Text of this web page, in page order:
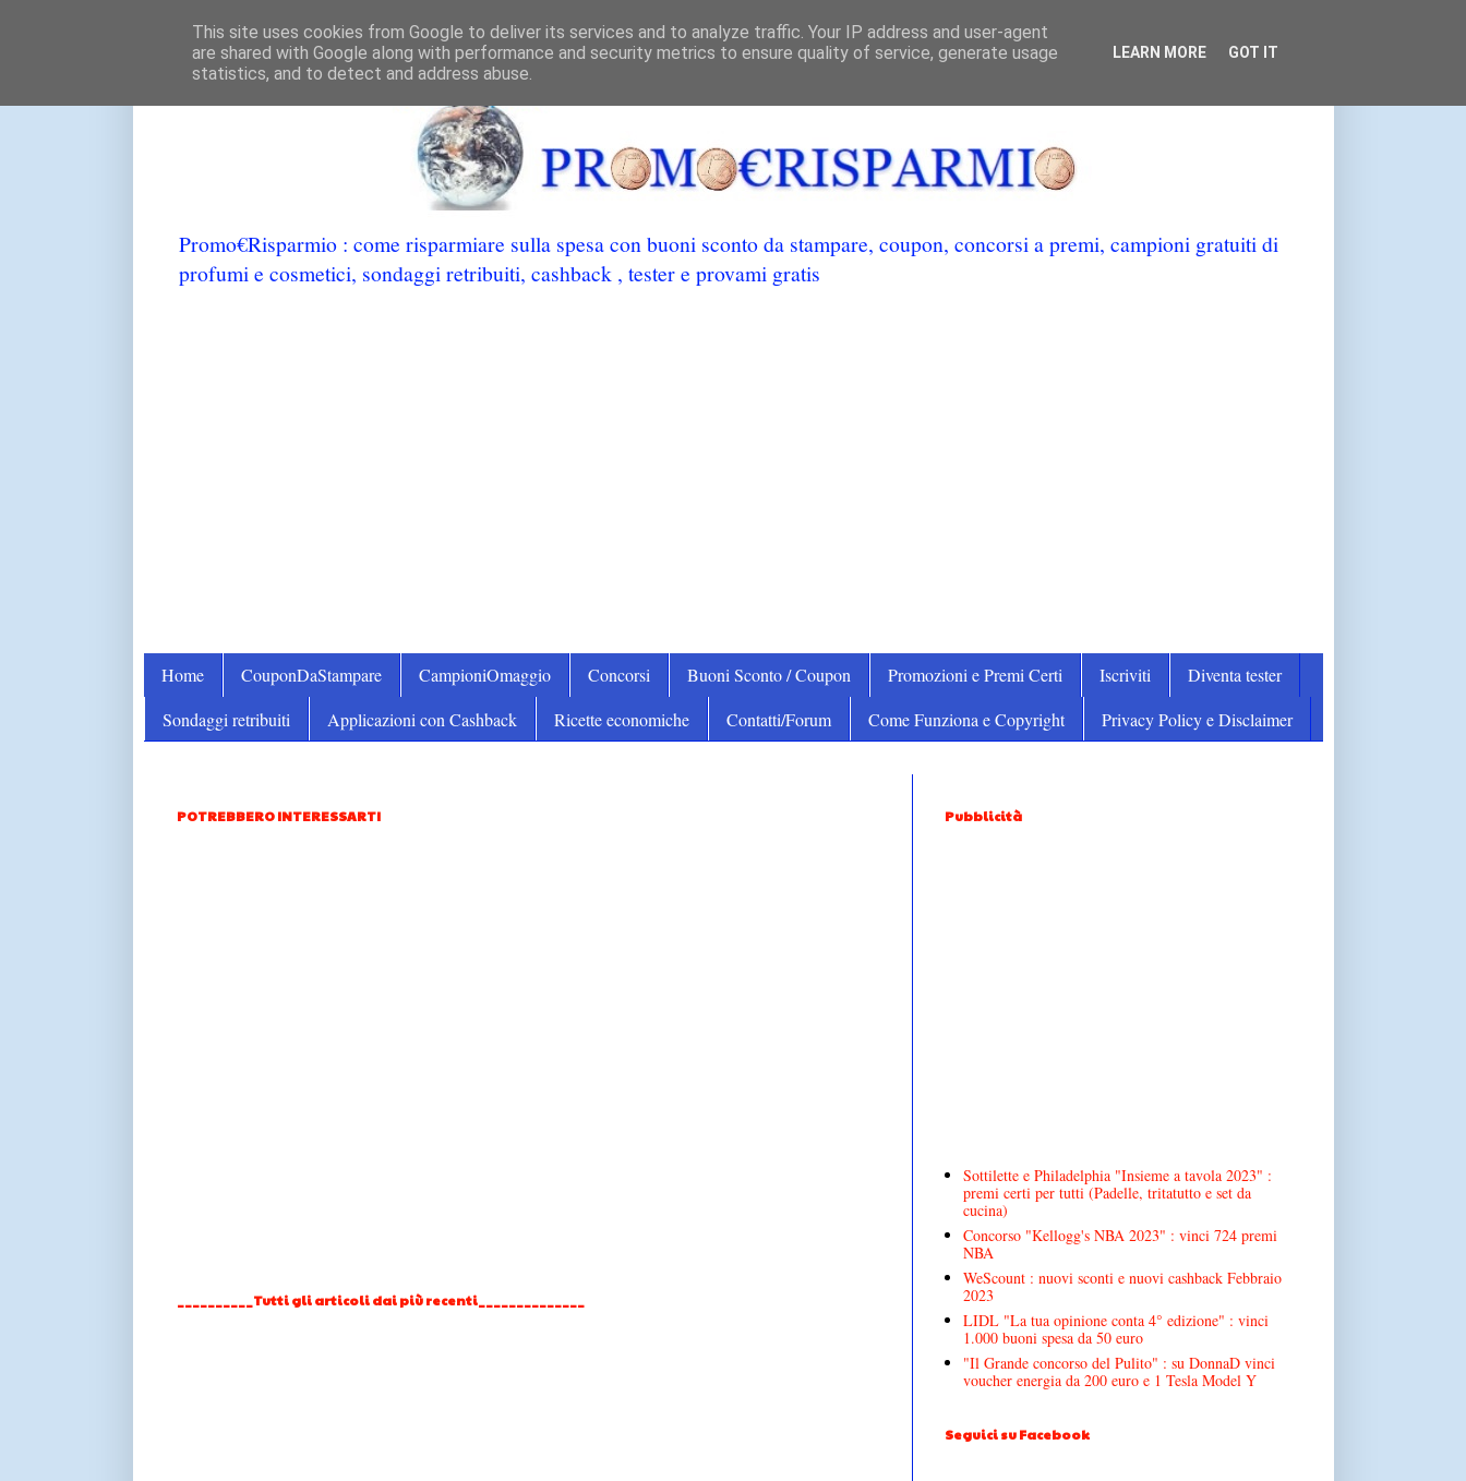
Promo€Risparmio : come risparmiare sulla spesa con buoni sconto da stampare, coupon, concorsi a premi, campioni gratuiti di
profumi e cosmetici, sondaggi retribuiti, cashback , tester e provami gratis
Home CouponDaStampare CampioniOmaggio Concorsi Buoni Sconto / Coupon Promozioni e Premi Certi Iscriviti
Diventa tester
Sondaggi retribuiti
Applicazioni con Cashback Ricette economiche Contatti/Forum Come Funziona e Copyright Privacy Policy e Disclaimer
POTREBBERO INTERESSARTI
__________Tutti gli articoli dai più recenti______________
Pubblicità
Sottilette e Philadelphia "Insieme a tavola 2023" :
premi certi per tutti (Padelle, tritatutto e set da
cucina)
Concorso "Kellogg's NBA 2023" : vinci 724 premi
NBA
WeScount : nuovi sconti e nuovi cashback Febbraio
2023
LIDL "La tua opinione conta 4° edizione" : vinci
1.000 buoni spesa da 50 euro
"Il Grande concorso del Pulito" : su DonnaD vinci
voucher energia da 200 euro e 1 Tesla Model Y
Seguici su Facebook
This site uses cookies from Google to deliver its services and to analyze traffic. Your IP address and user-agent
are shared with Google along with performance and security metrics to ensure quality of service, generate usage
statistics, and to detect and address abuse.
LEARN MORE GOT IT